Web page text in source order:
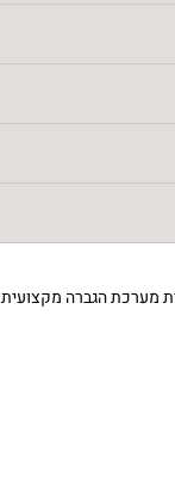
מערכת הגברה מקצועית